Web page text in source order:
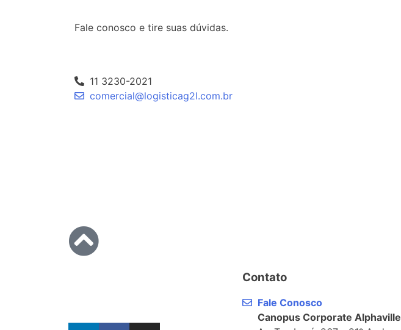
Fale conosco e tire suas dúvidas.
11 3230-2021
comercial@logisticag2l.com.br
Contato
Fale Conosco
Canopus Corporate Alphaville